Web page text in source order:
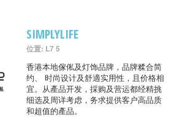
SIMPLYLIFE
位置: L7 5
香港本地傢俬及灯饰品牌，品牌糅合简
约、 时尚设计及舒適实用性，且价格相
宜。从產品开发，採购及营运都经精挑
细选及周详考虑，务求提供客户高品质
和超值的產品。